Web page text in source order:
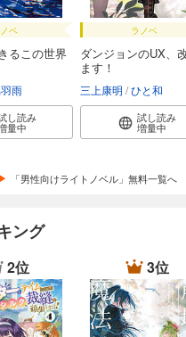
ベ
るこの世界
雨
し読み
量中
ラノベ
ダンジョンのUX、
ます！
三上康明 ひと和
試し読み
増量中
「男性向けライトノベル」無料一覧へ
ング
2位 3位